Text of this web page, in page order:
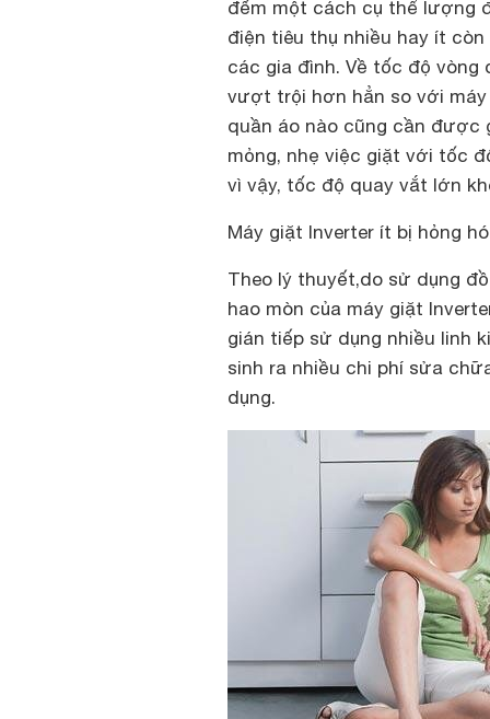
đếm một cách cụ thể lượng
điện tiêu thụ nhiều hay ít
các gia đình. Về tốc độ vòng
vượt trội hơn hẳn so với
quần áo nào cũng cần
mỏng, nhẹ việc giặt với tốc
vì vậy, tốc độ quay vắt lớn
Máy giặt Inverter ít bị hỏng
Theo lý thuyết,do sử dụng
hao mòn của máy giặt
gián tiếp sử dụng nhiều linh
sinh ra nhiều chi phí sửa
dụng.